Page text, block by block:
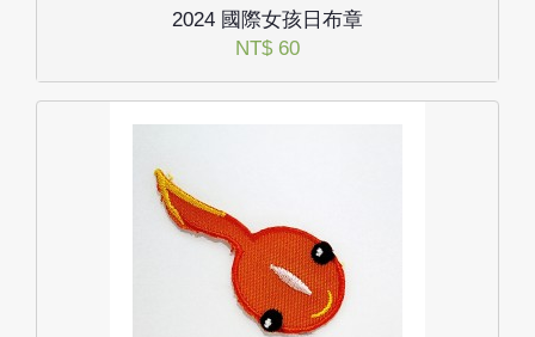
2024 國際女孩日布章
NT$ 60